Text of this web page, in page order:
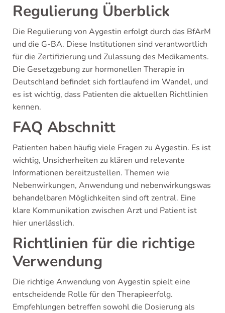
Regulierung Überblick
Die Regulierung von Aygestin erfolgt durch das BfArM
und die G-BA. Diese Institutionen sind verantwortlich
für die Zertifizierung und Zulassung des Medikaments.
Die Gesetzgebung zur hormonellen Therapie in
Deutschland befindet sich fortlaufend im Wandel, und
es ist wichtig, dass Patienten die aktuellen Richtlinien
kennen.
FAQ Abschnitt
Patienten haben häufig viele Fragen zu Aygestin. Es ist
wichtig, Unsicherheiten zu klären und relevante
Informationen bereitzustellen. Themen wie
Nebenwirkungen, Anwendung und nebenwirkungswas
behandelbaren Möglichkeiten sind oft zentral. Eine
klare Kommunikation zwischen Arzt und Patient ist
hier unerlässlich.
Richtlinien für die richtige
Verwendung
Die richtige Anwendung von Aygestin spielt eine
entscheidende Rolle für den Therapieerfolg.
Empfehlungen betreffen sowohl die Dosierung als